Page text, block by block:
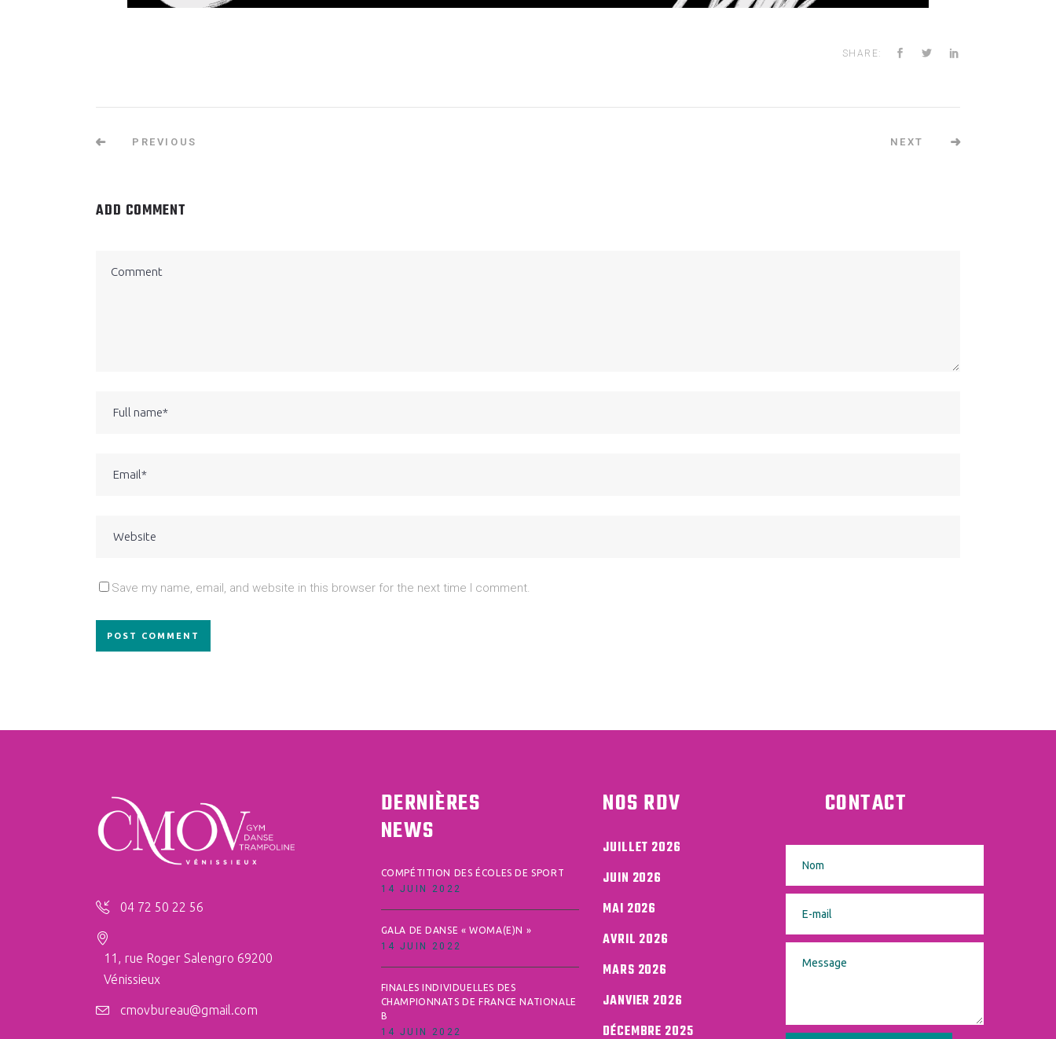
SHARE:
PREVIOUS NEXT
ADD COMMENT
Save my name, email, and website in this browser for the next time I comment.
04 72 50 22 56
11, rue Roger Salengro 69200
Vénissieux
cmovbureau@gmail.com
DERNIÈRES
NEWS
COMPÉTITION DES ÉCOLES DE SPORT
14 JUIN 2022
GALA DE DANSE « WOMA(E)N »
14 JUIN 2022
FINALES INDIVIDUELLES DES
CHAMPIONNATS DE FRANCE NATIONALE
B
14 JUIN 2022
NOS RDV
JUILLET 2026
JUIN 2026
MAI 2026
AVRIL 2026
MARS 2026
JANVIER 2026
DÉCEMBRE 2025
CONTACT